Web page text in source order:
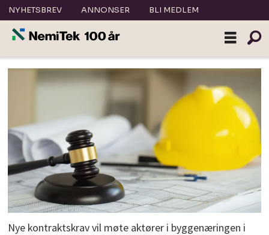
NYHETSBREV ANNONSER BLI MEDLEM
Nye kontraktskrav vil møte aktører i byggenæringen i